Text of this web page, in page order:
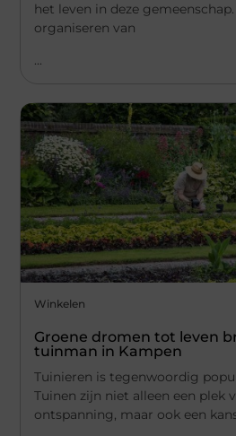
het leven in deze
organiseren van
Winkelen
Groene dromen tot leven
tuinman in Kampen
Tuinieren is tegenwoordig
Tuinen zijn niet alleen een plek
ontspanning, maar ook een